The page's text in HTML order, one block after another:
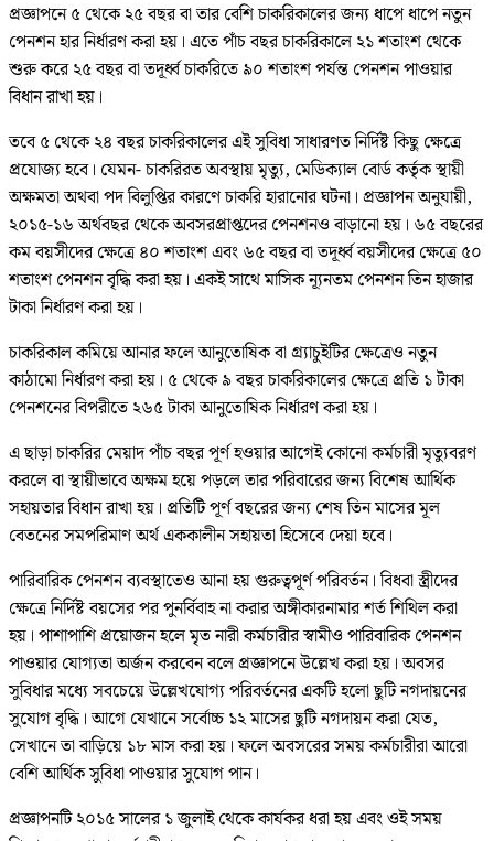
প্রজ্ঞাপনে ৫ থেকে ২৫ বছর বা তার বেশি চাকরিকালের জন্য ধাপে ধাপে নতুন
পেনশন হার নির্ধারণ করা হয়। এতে পাঁচ বছর চাকরিকালে ২১ শতাংশ থেকে
শুরু করে ২৫ বছর বা তদূর্ধ্ব চাকরিতে ৯০ শতাংশ পর্যন্ত পেনশন পাওয়ার
বিধান রাখা হয়।
তবে ৫ থেকে ২৪ বছর চাকরিকালের এই সুবিধা সাধারণত নির্দিষ্ট কিছু ক্ষেত্রে
প্রযোজ্য হবে। যেমন- চাকরিরত অবস্থায় মৃত্যু, মেডিক্যাল বোর্ড কর্তৃক স্থায়ী
অক্ষমতা অথবা পদ বিলুপ্তির কারণে চাকরি হারানোর ঘটনা। প্রজ্ঞাপন অনুযায়ী,
২০১৫-১৬ অর্থবছর থেকে অবসরপ্রাপ্তদের পেনশনও বাড়ানো হয়। ৬৫ বছরের
কম বয়সীদের ক্ষেত্রে ৪০ শতাংশ এবং ৬৫ বছর বা তদূর্ধ্ব বয়সীদের ক্ষেত্রে ৫০
শতাংশ পেনশন বৃদ্ধি করা হয়। একই সাথে মাসিক ন্যূনতম পেনশন তিন হাজার
টাকা নির্ধারণ করা হয়।
চাকরিকাল কমিয়ে আনার ফলে আনুতোষিক বা গ্র্যাচুইটির ক্ষেত্রেও নতুন
কাঠামো নির্ধারণ করা হয়। ৫ থেকে ৯ বছর চাকরিকালের ক্ষেত্রে প্রতি ১ টাকা
পেনশনের বিপরীতে ২৬৫ টাকা আনুতোষিক নির্ধারণ করা হয়।
এ ছাড়া চাকরির মেয়াদ পাঁচ বছর পূর্ণ হওয়ার আগেই কোনো কর্মচারী মৃত্যুবরণ
করলে বা স্থায়ীভাবে অক্ষম হয়ে পড়লে তার পরিবারের জন্য বিশেষ আর্থিক
সহায়তার বিধান রাখা হয়। প্রতিটি পূর্ণ বছরের জন্য শেষ তিন মাসের মূল
বেতনের সমপরিমাণ অর্থ এককালীন সহায়তা হিসেবে দেয়া হবে।
পারিবারিক পেনশন ব্যবস্থাতেও আনা হয় গুরুত্বপূর্ণ পরিবর্তন। বিধবা স্ত্রীদের
ক্ষেত্রে নির্দিষ্ট বয়সের পর পুনর্বিবাহ না করার অঙ্গীকারনামার শর্ত শিথিল করা
হয়। পাশাপাশি প্রয়োজন হলে মৃত নারী কর্মচারীর স্বামীও পারিবারিক পেনশন
পাওয়ার যোগ্যতা অর্জন করবেন বলে প্রজ্ঞাপনে উল্লেখ করা হয়। অবসর
সুবিধার মধ্যে সবচেয়ে উল্লেখযোগ্য পরিবর্তনের একটি হলো ছুটি নগদায়নের
সুযোগ বৃদ্ধি। আগে যেখানে সর্বোচ্চ ১২ মাসের ছুটি নগদায়ন করা যেত,
সেখানে তা বাড়িয়ে ১৮ মাস করা হয়। ফলে অবসরের সময় কর্মচারীরা আরো
বেশি আর্থিক সুবিধা পাওয়ার সুযোগ পান।
প্রজ্ঞাপনটি ২০১৫ সালের ১ জুলাই থেকে কার্যকর ধরা হয় এবং ওই সময়